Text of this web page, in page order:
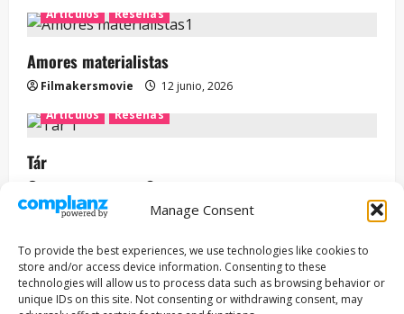
Manage Consent
To provide the best experiences, we use technologies like cookies to
store and/or access device information. Consenting to these
technologies will allow us to process data such as browsing behavior or
unique IDs on this site. Not consenting or withdrawing consent, may
Artículos
Reseñas
Amores materialistas
Filmakersmovie
12 junio, 2026
Artículos
Reseñas
Tár
Entrevista
Series
ENCUENTROS CON IVÁN URIEL T3E22: JUAN PATRICIO
RIVEROLL
Filmakersmovie 5 mayo, 2026